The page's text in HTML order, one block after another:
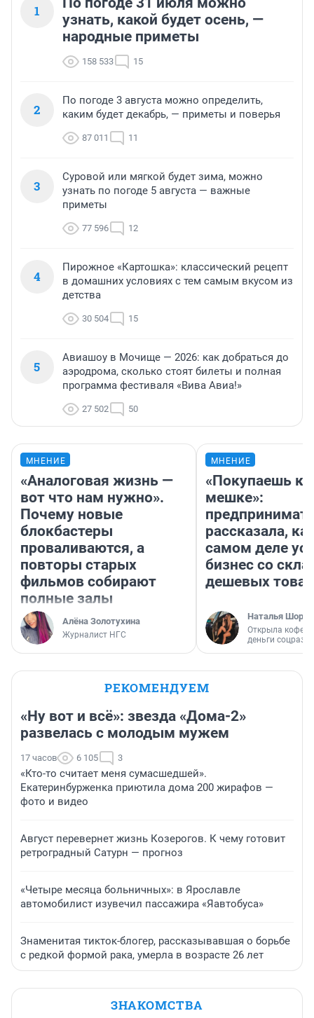
1
узнать, какой будет осень, —
народные приметы
158 533 15
2
По погоде 3 августа можно определить,
каким будет декабрь, — приметы и поверья
87 011 11
3
Суровой или мягкой будет зима, можно
узнать по погоде 5 августа — важные
приметы
77 596 12
4
Пирожное «Картошка»: классический рецепт
в домашних условиях с тем самым вкусом из
детства
30 504 15
5
Авиашоу в Мочище — 2026: как добраться до
аэродрома, сколько стоят билеты и полная
программа фестиваля «Вива Авиа!»
27 502 50
МНЕНИЕ
«Аналоговая жизнь —
вот что нам нужно».
Почему новые
блокбастеры
проваливаются, а
повторы старых
фильмов собирают
полные залы
Алёна Золотухина
Журналист НГС
МНЕНИЕ
«Покупаешь
мешке»:
рассказала,
самом деле
бизнес со
дешевых
Наталья
Открыла
деньги
РЕКОМЕНДУЕМ
«Ну вот и всё»: звезда «Дома-2»
развелась с молодым мужем
17 часов 6 105 3
«Кто-то считает меня сумасшедшей».
Екатеринбурженка приютила дома 200 жирафов —
фото и видео
Август перевернет жизнь Козерогов. К чему готовит
ретроградный Сатурн — прогноз
«Четыре месяца больничных»: в Ярославле
автомобилист изувечил пассажира «Яавтобуса»
Знаменитая тикток-блогер, рассказывавшая о борьбе
с редкой формой рака, умерла в возрасте 26 лет
ЗНАКОМСТВА